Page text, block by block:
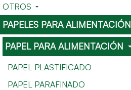
OTROS
PAPELES PARA ALIMENTACIÓN
PAPEL PARA ALIMENTACIÓN
PAPEL PLASTIFICADO
PAPEL PARAFINADO